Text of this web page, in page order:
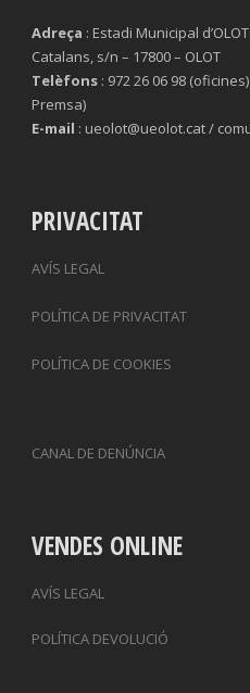
Adreça : Estadi Municipal
Catalans, s/n – 17800 – OLOT
Telèfons : 972 26 06 98
Premsa)
E-mail : ueolot@ueolot.cat /
PRIVACITAT
AVÍS LEGAL
POLÍTICA DE PRIVACITAT
POLÍTICA DE COOKIES
CANAL DE DENÚNCIA
VENDES ONLINE
AVÍS LEGAL
POLÍTICA DEVOLUCIÓ